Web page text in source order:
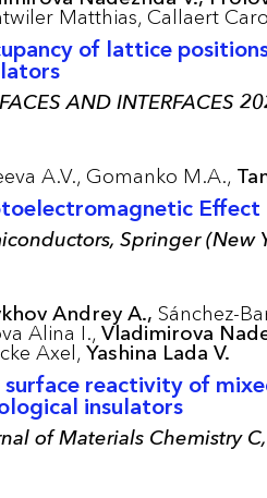
Matthias, Callaert
of lattice
AND INTERFACES
A.V., Gomanko M.A.,
Effect
Springer (New
Andrey A., Sánchez-
Alina I., Vladimirova
Axel, Yashina Lada V.
surface reactivity of
insulators
of Materials Chemistry